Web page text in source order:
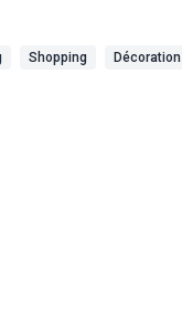
Shopping Décoration